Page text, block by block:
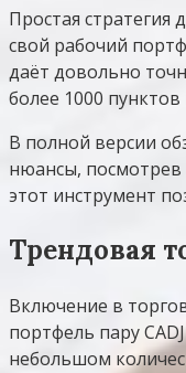
Простая
свой рабочий
даёт довольно
более 1000
В полной версии
нюансы, посмотрев
этот инструмент
Трендовая
Включение в
портфель пару
небольшом